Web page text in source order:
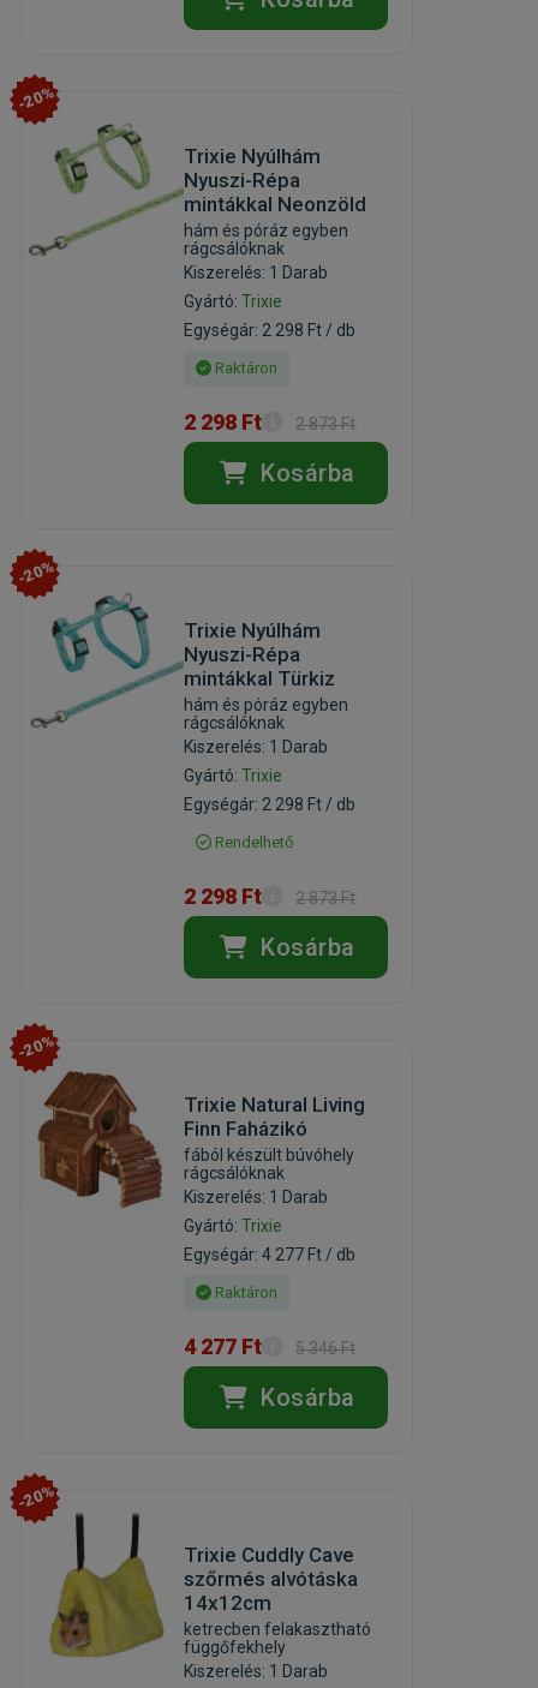
-20%
Trixie Nyúlhám
Nyuszi-Répa
mintákkal Neonzöld
hám és póráz egyben
rágcsálóknak
Kiszerelés: 1 Darab
Gyártó:Trixie
Egységár: 2 298 Ft / db
Raktáron
2 298 Ft 2 873 Ft
Kosárba
-20%
Trixie Nyúlhám
Nyuszi-Répa
mintákkal Türkiz
hám és póráz egyben
rágcsálóknak
Kiszerelés: 1 Darab
Gyártó:Trixie
Egységár: 2 298 Ft / db
Rendelhető
2 298 Ft 2 873 Ft
Kosárba
-20%
Trixie Natural Living
Finn Faházikó
fából készült búvóhely
rágcsálóknak
Kiszerelés: 1 Darab
Gyártó:Trixie
Egységár: 4 277 Ft / db
Raktáron
4 277 Ft 5 346 Ft
Kosárba
-20%
Trixie Cuddly Cave
szőrmés alvótáska
14x12cm
ketrecben felakasztható
függőfekhely
Kiszerelés: 1 Darab